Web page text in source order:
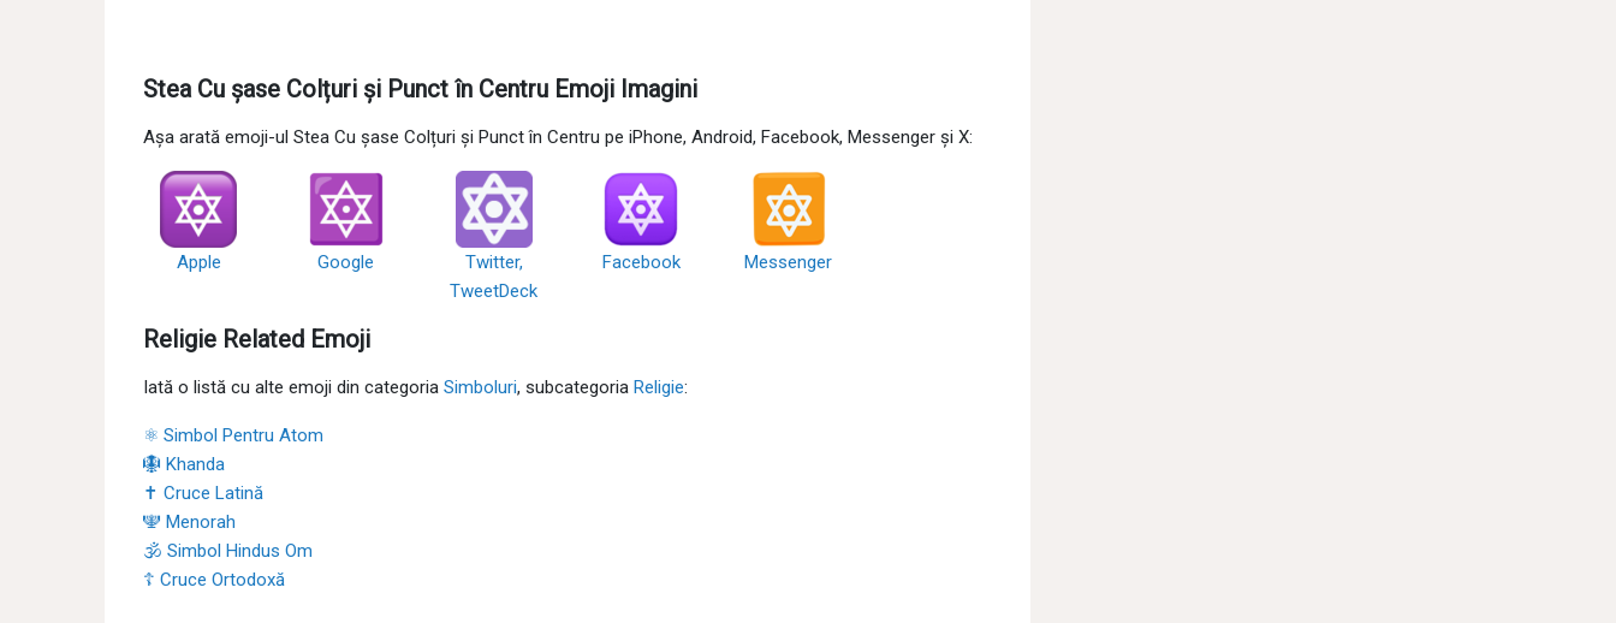
Stea Cu șase Colțuri și Punct în Centru Emoji Imagini
Așa arată emoji-ul Stea Cu șase Colțuri și Punct în Centru pe iPhone, Android, Facebook, Messenger și X:
Apple Google
Twitter,
TweetDeck
Facebook Messenger
Religie Related Emoji
Iată o listă cu alte emoji din categoria Simboluri, subcategoria Religie:
⚛ Simbol Pentru Atom
🪯 Khanda
✝ Cruce Latină
🕎 Menorah
🕉 Simbol Hindus Om
☦ Cruce Ortodoxă